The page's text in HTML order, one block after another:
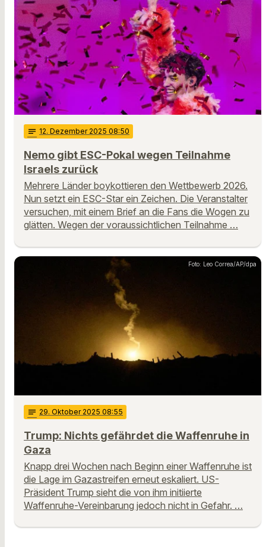
notes 12. Dezember 2025 08:50
Nemo gibt ESC-Pokal wegen Teilnahme
Israels zurück
Mehrere Länder boykottieren den Wettbewerb 2026.
Nun setzt ein ESC-Star ein Zeichen. Die Veranstalter
versuchen, mit einem Brief an die Fans die Wogen zu
glätten. Wegen der voraussichtlichen Teilnahme …
Foto: Leo Correa/AP/dpa
notes 29. Oktober 2025 08:55
Trump: Nichts gefährdet die Waffenruhe in
Gaza
Knapp drei Wochen nach Beginn einer Waffenruhe ist
die Lage im Gazastreifen erneut eskaliert. US-
Präsident Trump sieht die von ihm initiierte
Waffenruhe-Vereinbarung jedoch nicht in Gefahr. …